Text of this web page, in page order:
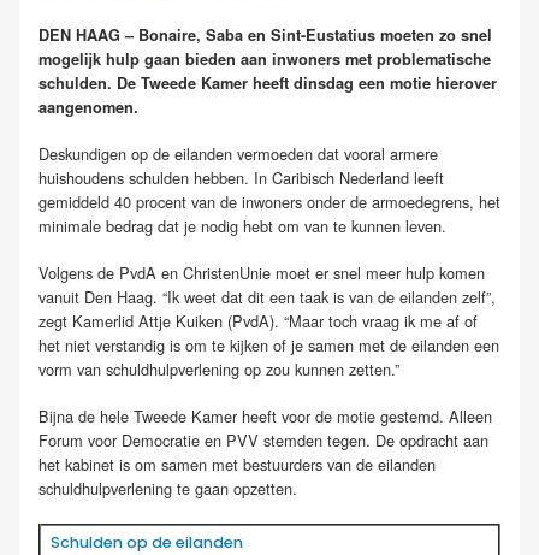
DEN HAAG – Bonaire, Saba en Sint-Eustatius moeten zo snel
mogelijk hulp gaan bieden aan inwoners met problematische
schulden. De Tweede Kamer heeft dinsdag een motie hierover
aangenomen.
Deskundigen op de eilanden vermoeden dat vooral armere
huishoudens schulden hebben. In Caribisch Nederland leeft
gemiddeld 40 procent van de inwoners onder de armoedegrens, het
minimale bedrag dat je nodig hebt om van te kunnen leven.
Volgens de PvdA en ChristenUnie moet er snel meer hulp komen
vanuit Den Haag. “Ik weet dat dit een taak is van de eilanden zelf”,
zegt Kamerlid Attje Kuiken (PvdA). “Maar toch vraag ik me af of
het niet verstandig is om te kijken of je samen met de eilanden een
vorm van schuldhulpverlening op zou kunnen zetten.”
Bijna de hele Tweede Kamer heeft voor de motie gestemd. Alleen
Forum voor Democratie en PVV stemden tegen. De opdracht aan
het kabinet is om samen met bestuurders van de eilanden
schuldhulpverlening te gaan opzetten.
Schulden op de eilanden